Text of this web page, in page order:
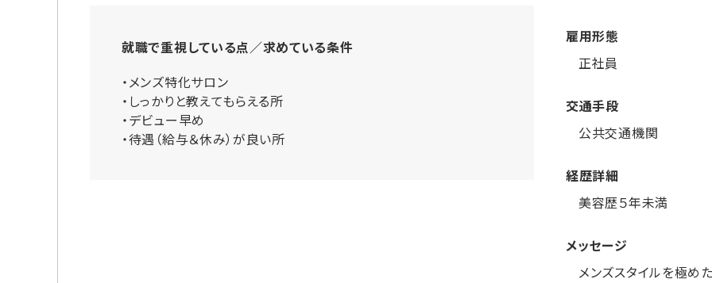
就職で重視している点／求めている条件
・メンズ特化サロン
・しっかりと教えてもらえる所
・デビュー早め
・待遇（給与＆休み）が良い所
雇用形態
正社員
交通手段
公共交通機関
経歴詳細
美容歴５年未満
メッセージ
メンズスタイルを極め